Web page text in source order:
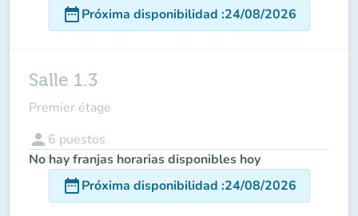
date_rangePróxima disponibilidad :24/08/2026
Salle 1.3
Premier étage
person 6 puestos
No hay franjas horarias disponibles hoy
date_rangePróxima disponibilidad :24/08/2026